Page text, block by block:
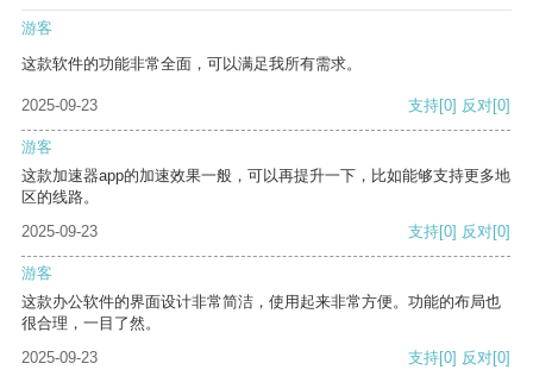
游客
这款软件的功能非常全面，可以满足我所有需求。
2025-09-23 支持[0] 反对[0]
游客
这款加速器app的加速效果一般，可以再提升一下，比如能够支持更多地
区的线路。
2025-09-23
支持[0] 反对[0]
游客
这款办公软件的界面设计非常简洁，使用起来非常方便。功能的布局也
很合理，一目了然。
2025-09-23
支持[0] 反对[0]